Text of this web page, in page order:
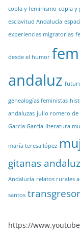
copla y feminismo copla y
esclavitud Andalucía
experiencias migratorias
desde el humor
andaluz
genealogías feministas
andaluzas julio romero de
García García literatura
maría teresa lópez
gitanas
Andalucía relatos rurales
santos
https://